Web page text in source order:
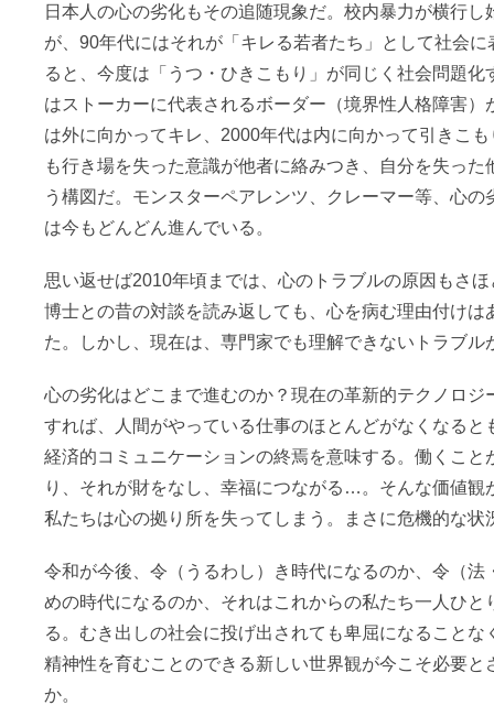
日本人の心の劣化もその追随現象だ。校内暴力が横行し
が、90年代にはそれが「キレる若者たち」として社会
ると、今度は「うつ・ひきこもり」が同じく社会問題
はストーカーに代表されるボーダー（境界性人格障害）
は外に向かってキレ、2000年代は内に向かって引きこ
も行き場を失った意識が他者に絡みつき、自分を失っ
う構図だ。モンスターペアレンツ、クレーマー等、心
は今もどんどん進んでいる。
思い返せば2010年頃までは、心のトラブルの原因もさ
博士との昔の対談を読み返しても、心を病む理由付けは
た。しかし、現在は、専門家でも理解できないトラブル
心の劣化はどこまで進むのか？現在の革新的テクノロジ
すれば、人間がやっている仕事のほとんどがなくなると
経済的コミュニケーションの終焉を意味する。働くこと
り、それが財をなし、幸福につながる…。そんな価値観
私たちは心の拠り所を失ってしまう。まさに危機的な状
令和が今後、令（うるわし）き時代になるのか、令（法
めの時代になるのか、それはこれからの私たち一人ひと
る。むき出しの社会に投げ出されても卑屈になることな
精神性を育むことのできる新しい世界観が今こそ必要と
か。